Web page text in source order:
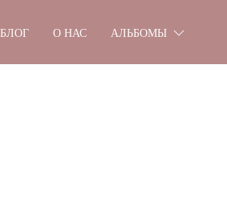
БЛОГ О НАС АЛЬБОМЫ